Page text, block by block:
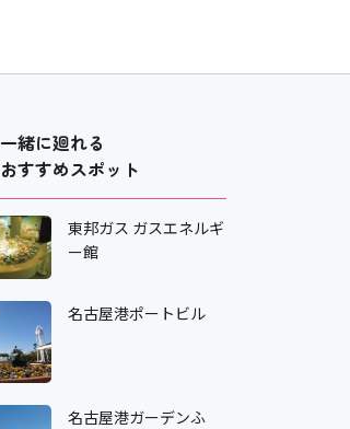
一緒に廻れる
おすすめスポット
東邦ガス ガスエネルギ
ー館
名古屋港ポートビル
名古屋港ガーデンふ